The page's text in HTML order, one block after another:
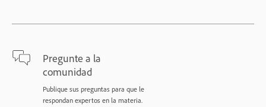
Pregunte a la
comunidad
Publique sus preguntas para que le
respondan expertos en la materia.